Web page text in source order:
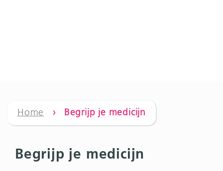
Home › Begrijp je medicijn
Begrijp je medicijn